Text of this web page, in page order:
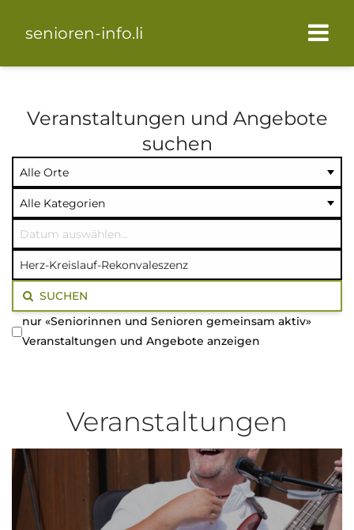
senioren-info.li
Veranstaltungen und Angebote
suchen
auswählen
auswählen
auswählen
Volltextsuche
SUCHEN
nur «Seniorinnen und Senioren gemeinsam aktiv»
Veranstaltungen und Angebote anzeigen
Veranstaltungen